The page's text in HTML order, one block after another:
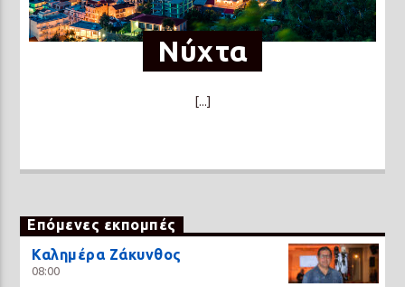
Νύχτα
[...]
Επόμενες εκπομπές
Καλημέρα Ζάκυνθος
08:00